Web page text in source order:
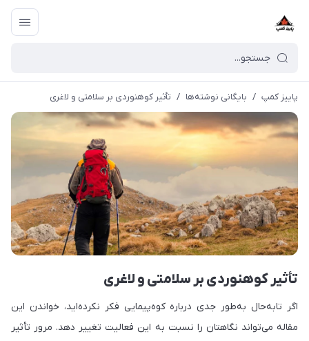
پاییز کمپ / بایگانی نوشته‌ها / تأثیر کوهنوردی بر سلامتی و لاغری
تأثیر کوهنوردی بر سلامتی و لاغری
اگر تابه‌حال به‌طور جدی درباره کوه‌پیمایی فکر نکرده‌اید، خواندن این
مقاله می‌تواند نگاهتان را نسبت به این فعالیت تغییر دهد. مرور تأثیر